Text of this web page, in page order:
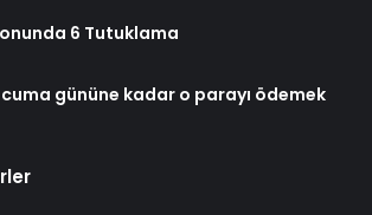
6 Tutuklama
gününe kadar o parayı ödemek